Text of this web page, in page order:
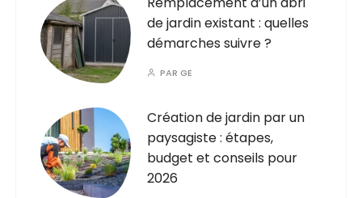
de jardin existant : quelles
démarches suivre ?
PARGE
Création de jardin par un
paysagiste : étapes,
budget et conseils pour
2026